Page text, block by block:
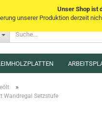
Unser Shop ist
unserer Produktion derzeit
»
Wandregal Setzstufe